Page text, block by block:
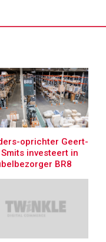
oprichter Geert-
investeert in
BR8